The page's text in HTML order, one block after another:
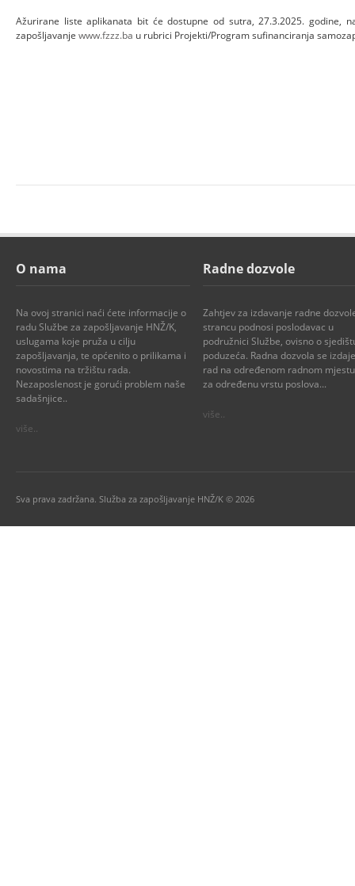
Ažurirane liste aplikanata bit će dostupne od sutra, 27.3.2025. godine,
zapošljavanje www.fzzz.ba u rubrici Projekti/Program sufinanciranja
O nama
Na ovoj stranici naći ćete informacije o
radu Službe za zapošljavanje HNŽ/K,
uslugama koje pruža u cilju
zapošljavanja, te općenito o prilikama i
novostima na tržištu rada.
Nezaposlenost je gorući problem naše
sadašnjice..
više..
Radne dozvole
Zahtjev za izdavanje radne
strancu podnosi poslodavac u
podružnici Službe, ovisno o
poduzeća. Radna dozvola se
rad na određenom radnom
za određenu vrstu poslova...
više..
Sva prava zadržana. Služba za zapošljavanje HNŽ/K © 2026